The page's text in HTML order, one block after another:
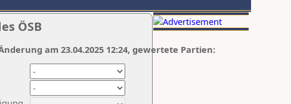
ÖSB
am 23.04.2025 12:24, gewertete Partien: